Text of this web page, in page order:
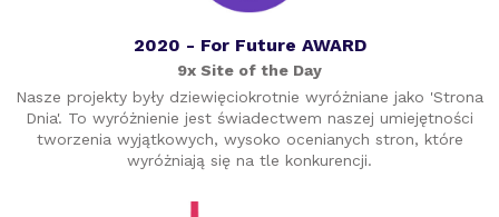
2020 - For Future AWARD
9x Site of the Day
Nasze projekty były dziewięciokrotnie wyróżniane jako 'Strona
Dnia'. To wyróżnienie jest świadectwem naszej umiejętności
tworzenia wyjątkowych, wysoko ocenianych stron, które
wyróżniają się na tle konkurencji.